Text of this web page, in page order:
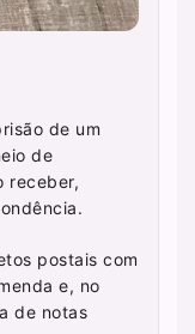
de um
de
receber,
postais com
e, no
de notas